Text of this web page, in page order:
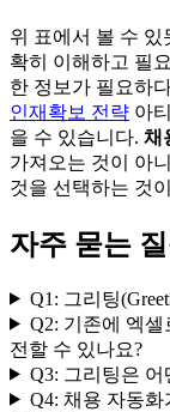
위 표에서 볼 수 있
확히 이해하고 필
한 정보가 필요하
인재확보 전략 아
을 수 있습니다. 채
가져오는 것이 아
것을 선택하는 것
자주 묻는
Q1: 그리팅
Q2: 기존에 엑셀
전할 수 있나요?
Q3: 그리팅은
Q4: 채용 자동